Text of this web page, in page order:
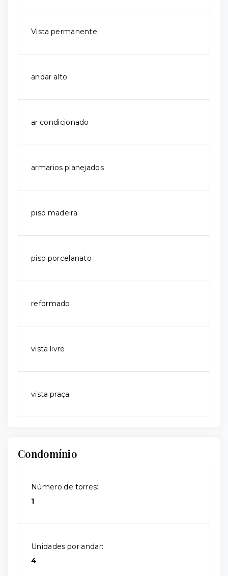
Vista permanente
andar alto
ar condicionado
armarios planejados
piso madeira
piso porcelanato
reformado
vista livre
vista praça
Condomínio
Número de torres:
1
Unidades por andar:
4